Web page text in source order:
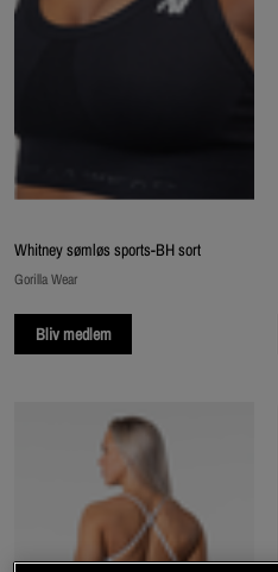
Whitney sømløs sports-BH sort
Gorilla Wear
Bliv medlem